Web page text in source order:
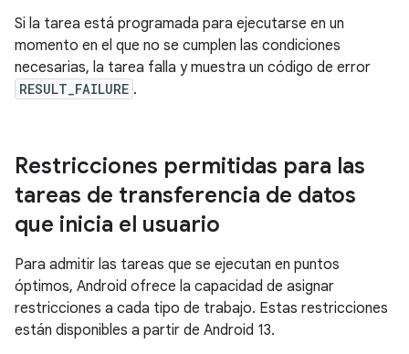
Si la tarea está programada para ejecutarse en un
momento en el que no se cumplen las condiciones
necesarias, la tarea falla y muestra un código de error
RESULT_FAILURE .
Restricciones permitidas para las
tareas de transferencia de datos
que inicia el usuario
Para admitir las tareas que se ejecutan en puntos
óptimos, Android ofrece la capacidad de asignar
restricciones a cada tipo de trabajo. Estas restricciones
están disponibles a partir de Android 13.